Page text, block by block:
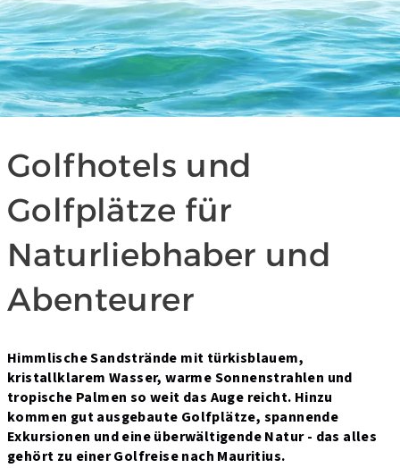
Golfhotels und
Golfplätze für
Naturliebhaber und
Abenteurer
Himmlische Sandstrände mit türkisblauem,
kristallklarem Wasser, warme Sonnenstrahlen und
tropische Palmen so weit das Auge reicht. Hinzu
kommen gut ausgebaute Golfplätze, spannende
Exkursionen und eine überwältigende Natur - das alles
gehört zu einer Golfreise nach Mauritius.